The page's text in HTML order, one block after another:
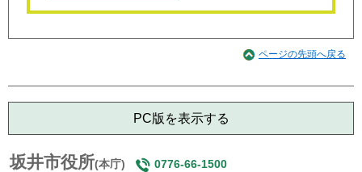
ページの先頭へ戻る
PC版を表示する
坂井市役所(本庁) 0776-66-1500